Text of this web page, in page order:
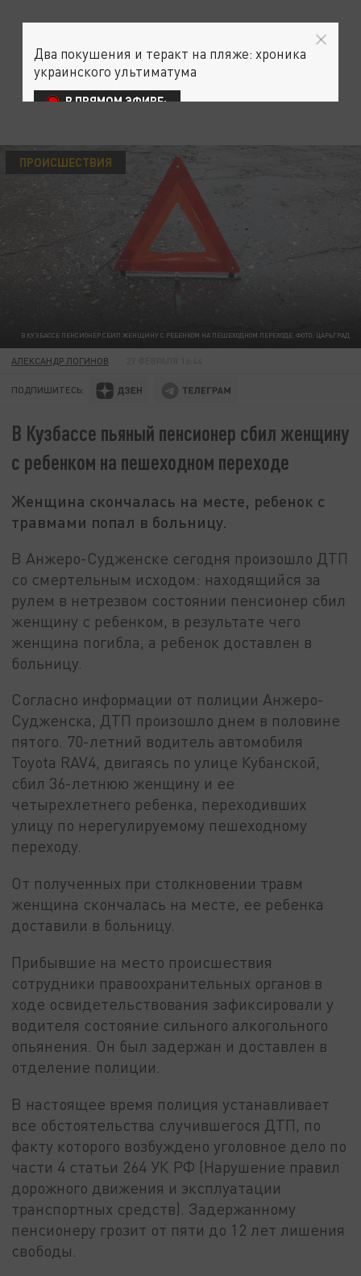
В КУЗБАССЕ ПЕНСИОНЕР СБИЛ ЖЕНЩИНУ С РЕБЕНКОМ НА ПЕШЕХОДНОМ ПЕРЕХОДЕ. ФОТО: ЦАРЬГРАД
ПРОИСШЕСТВИЯ
АЛЕКСАНДР ЛОГИНОВ
ПОДПИШИТЕСЬ:
В Кузбассе пьяный пенсионер сбил женщину
с ребенком на пешеходном переходе
Женщина скончалась на месте, ребенок с
травмами попал в больницу.
В Анжеро-Судженске сегодня произошло ДТП
со смертельным исходом: находящийся за
рулем в нетрезвом состоянии пенсионер сбил
женщину с ребенком, в результате чего
женщина погибла, а ребенок доставлен в
больницу.
Согласно информации от полиции Анжеро-
Судженска, ДТП произошло днем в половине
пятого. 70-летний водитель автомобиля
Toyota RAV4, двигаясь по улице Кубанской,
сбил 36-летнюю женщину и ее
четырехлетнего ребенка, переходивших
улицу по нерегулируемому пешеходному
переходу.
От полученных при столкновении травм
женщина скончалась на месте, ее ребенка
доставили в больницу.
Прибывшие на место происшествия
сотрудники правоохранительных органов в
ходе освидетельствования зафиксировали у
водителя состояние сильного алкогольного
опьянения. Он был задержан и доставлен в
отделение полиции.
В настоящее время полиция устанавливает
все обстоятельства случившегося ДТП, по
факту которого возбуждено уголовное дело по
части 4 статьи 264 УК РФ (Нарушение правил
дорожного движения и эксплуатации
транспортных средств). Задержанному
пенсионеру грозит от пяти до 12 лет лишения
свободы.
Два покушения и теракт на пляже: хроника
украинского ультиматума
В ПРЯМОМ ЭФИРЕ: